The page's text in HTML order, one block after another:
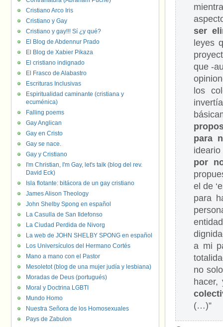
ser
leyes
que -
los
para
por
el de
para
a mi
no
(…)”
Cristiano Arco Iris
Cristiano y Gay
Cristiano y gay!!! Sí ¿y qué?
El Blog de Abdennur Prado
El Blog de Xabier Pikaza
El cristiano indignado
El Frasco de Alabastro
Escrituras Inclusivas
Espiritualidad caminante (cristiana y
ecuménica)
Falling poems
Gay Anglican
Gay en Cristo
Gay se nace.
Gay y Cristiano
I'm Christian, I'm Gay, let's talk (blog del rev.
David Eck)
Isla flotante: bitácora de un gay cristiano
James Alison Theology
John Shelby Spong en español
La Casulla de San Ildefonso
La Ciudad Perdida de Nivorg
La web de JOHN SHELBY SPONG en español
Los Universículos del Hermano Cortés
Mano a mano con el Pastor
Mesoletot (blog de una mujer judía y lesbiana)
Moradas de Deus (portugués)
Moral y Doctrina LGBTI
Mundo Homo
Nuestra Señora de los Homosexuales
Pays de Zabulon